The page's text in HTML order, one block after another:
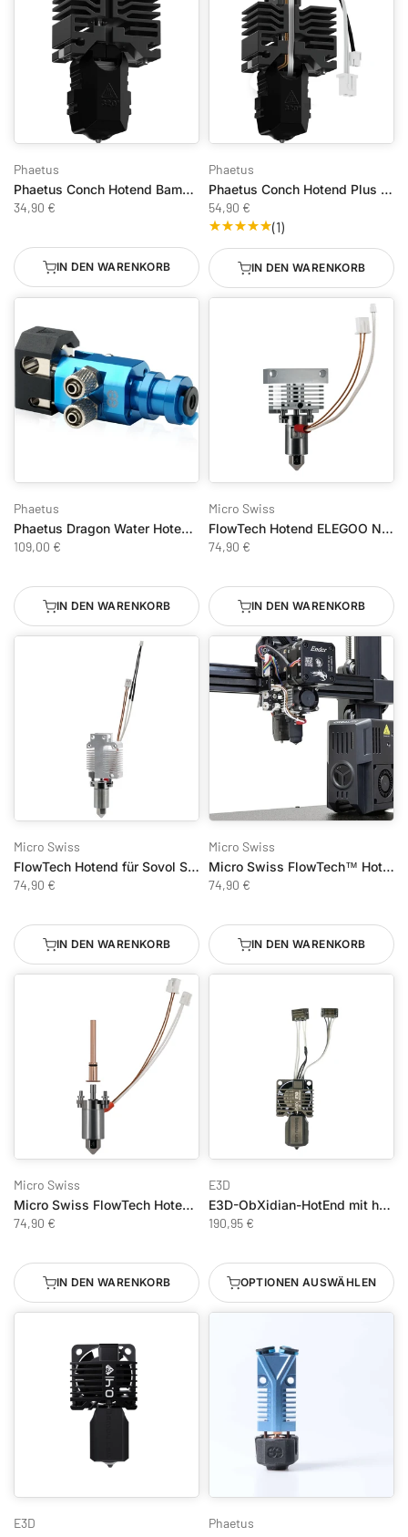
Phaetus
Phaetus Conch Hotend Bambulab X1/P1, 0.4mm
34,90 €
IN DEN WARENKORB
Phaetus
Phaetus Conch Hotend Plus Bambulab X1/X1C 0,6mm mit Heizung und Thermistor
54,90 €
(1)
IN DEN WARENKORB
Phaetus
Phaetus Dragon Water Hotend - WST Blau
109,00 €
IN DEN WARENKORB
Micro Swiss
FlowTech Hotend ELEGOO Neptune 4 Plus / 4 Max
74,90 €
IN DEN WARENKORB
Micro Swiss
FlowTech Hotend für Sovol SV08
74,90 €
IN DEN WARENKORB
Micro Swiss
Micro Swiss FlowTech™ Hotend für Creality Ender 3 V3 KE
74,90 €
IN DEN WARENKORB
Micro Swiss
Micro Swiss FlowTech Hotend für Creality Ender 3 V3 / V3 Plus
74,90 €
IN DEN WARENKORB
E3D
E3D-ObXidian-HotEnd mit hohem Durchfluss für Bambu Lab P1-Serie, vollständig montiert
190,95 €
OPTIONEN AUSWÄHLEN
E3D
Phaetus